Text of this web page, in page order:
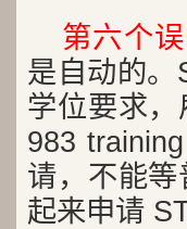
第六个误
是自动的。
学位要求
983
请，不能
起来申请